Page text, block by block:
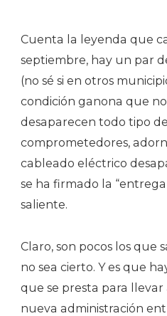
Cuenta la leyenda que
septiembre, hay un par
(no sé si en otros
condición ganona que
desaparecen todo tipo
comprometedores,
cableado eléctrico
se ha firmado la
saliente.
Claro, son pocos los que
no sea cierto. Y es que
que se presta para llevar
nueva administración